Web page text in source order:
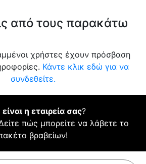
από τους παρακάτω
χρήστες έχουν πρόσβαση
Κάντε κλικ εδώ για να
συνδεθείτε.
η εταιρεία σας?
πώς μπορείτε να λάβετε το
βραβείων!